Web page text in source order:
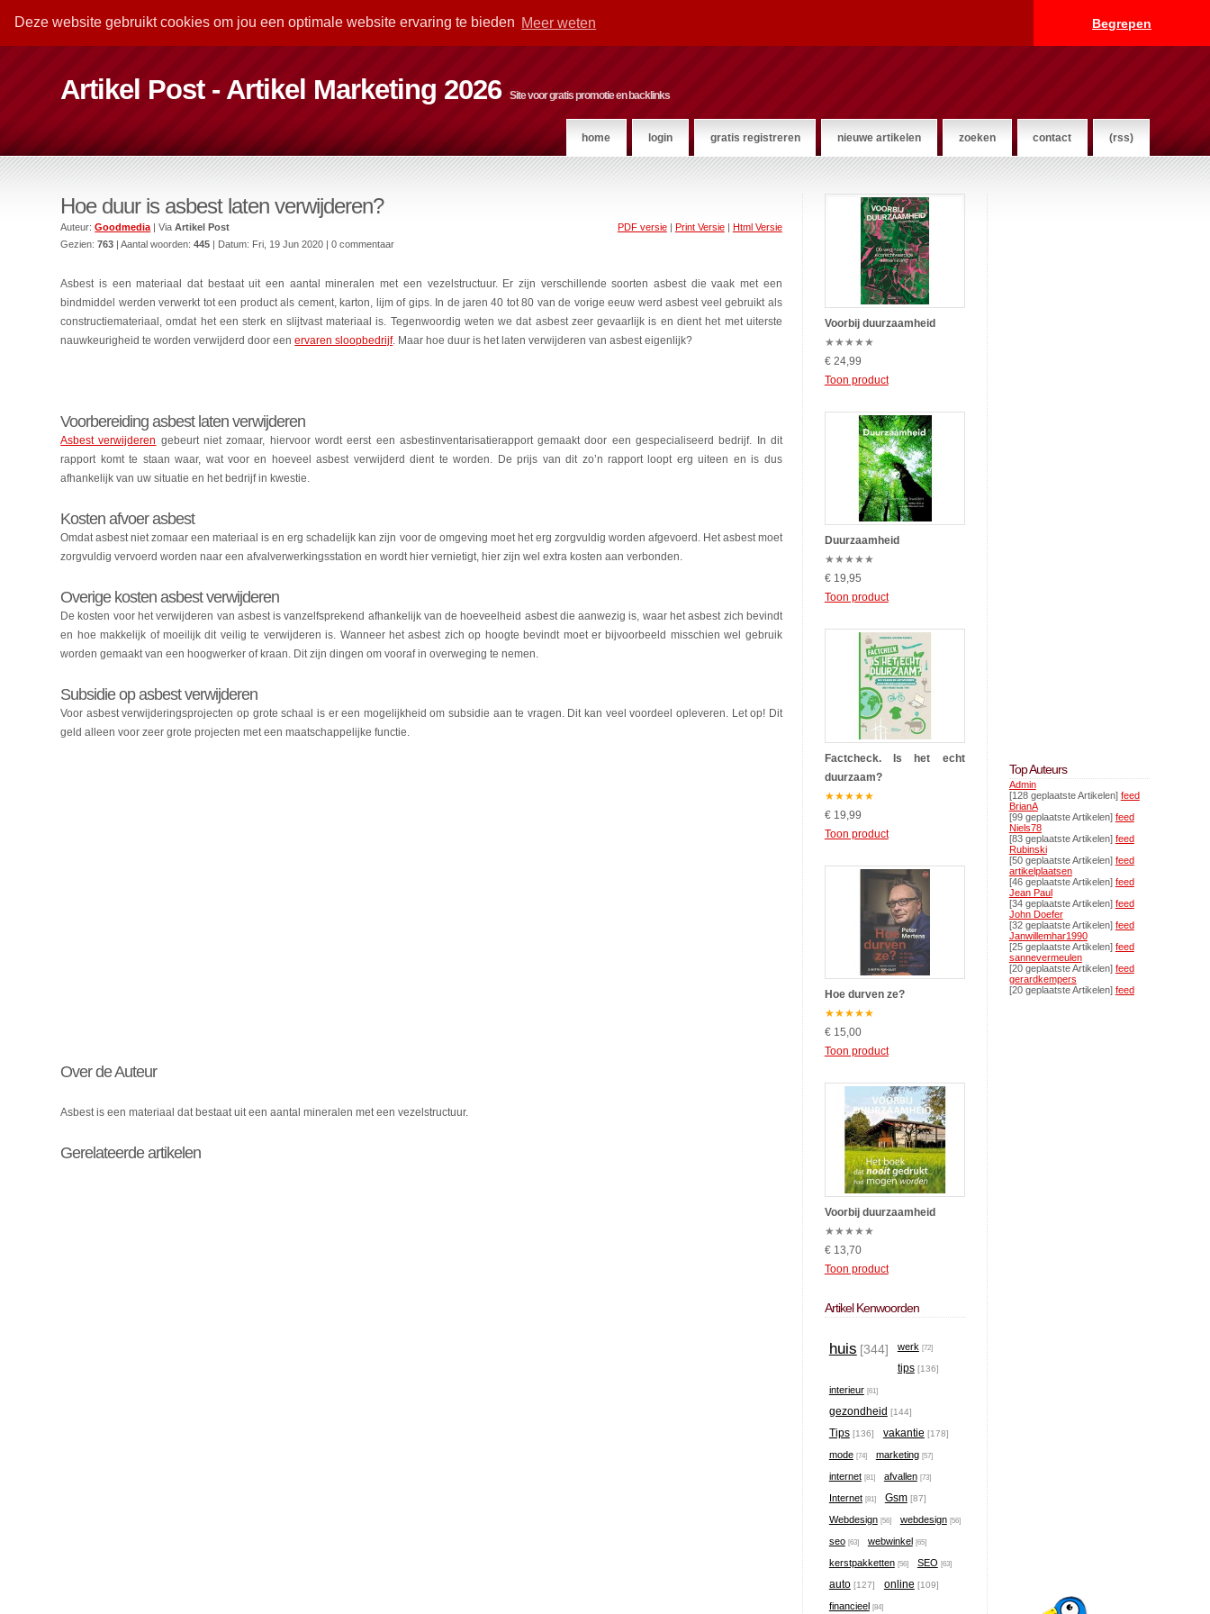
Deze website gebruikt cookies om jou een optimale website ervaring te bieden Meer weten Begrepen
Artikel Post - Artikel Marketing 2026 Site voor gratis promotie en backlinks
home login gratis registreren nieuwe artikelen zoeken contact (rss)
Hoe duur is asbest laten verwijderen?
PDF versie| Print Versie| Html Versie
Auteur:Goodmedia | ViaArtikel Post
Gezien:763 | Aantal woorden:445 | Datum: Fri, 19 Jun 2020 | 0 commentaar
Asbest is een materiaal dat bestaat uit een aantal mineralen met een vezelstructuur. Er zijn verschillende soorten asbest die vaak met een
bindmiddel werden verwerkt tot een product als cement, karton, lijm of gips. In de jaren 40 tot 80 van de vorige eeuw werd asbest veel gebruikt als
constructiemateriaal, omdat het een sterk en slijtvast materiaal is. Tegenwoordig weten we dat asbest zeer gevaarlijk is en dient het met uiterste
nauwkeurigheid te worden verwijderd door eenervaren sloopbedrijf. Maar hoe duur is het laten verwijderen van asbest eigenlijk?
Voorbereiding asbest laten verwijderen
Asbest verwijderen gebeurt niet zomaar, hiervoor wordt eerst een asbestinventarisatierapport gemaakt door een gespecialiseerd bedrijf. In dit
rapport komt te staan waar, wat voor en hoeveel asbest verwijderd dient te worden. De prijs van dit zo’n rapport loopt erg uiteen en is dus
afhankelijk van uw situatie en het bedrijf in kwestie.
Kosten afvoer asbest
Omdat asbest niet zomaar een materiaal is en erg schadelijk kan zijn voor de omgeving moet het erg zorgvuldig worden afgevoerd. Het asbest moet
zorgvuldig vervoerd worden naar een afvalverwerkingsstation en wordt hier vernietigt, hier zijn wel extra kosten aan verbonden.
Overige kosten asbest verwijderen
De kosten voor het verwijderen van asbest is vanzelfsprekend afhankelijk van de hoeveelheid asbest die aanwezig is, waar het asbest zich bevindt
en hoe makkelijk of moeilijk dit veilig te verwijderen is. Wanneer het asbest zich op hoogte bevindt moet er bijvoorbeeld misschien wel gebruik
worden gemaakt van een hoogwerker of kraan. Dit zijn dingen om vooraf in overweging te nemen.
Subsidie op asbest verwijderen
Voor asbest verwijderingsprojecten op grote schaal is er een mogelijkheid om subsidie aan te vragen. Dit kan veel voordeel opleveren. Let op! Dit
geld alleen voor zeer grote projecten met een maatschappelijke functie.
Over de Auteur
Asbest is een materiaal dat bestaat uit een aantal mineralen met een vezelstructuur.
Gerelateerde artikelen
Voorbij duurzaamheid
★★★★★
€ 24,99
Toon product
Duurzaamheid
★★★★★
€ 19,95
Toon product
Factcheck. Is het echt
duurzaam?
★★★★★
€ 19,99
Toon product
Hoe durven ze?
★★★★★
€ 15,00
Toon product
Voorbij duurzaamheid
★★★★★
€ 13,70
Toon product
Artikel Kenwoorden
huis [344] werk [72]
tips [136]
interieur [61]
gezondheid [144]
Tips [136] vakantie [178]
mode [74] marketing [57]
internet [81] afvallen [73]
Internet [81] Gsm [87]
Webdesign [56] webdesign [56]
seo [63] webwinkel [65]
kerstpakketten [56] SEO [63]
auto [127] online [109]
financieel [84]
Top Auteurs
Admin
[128 geplaatste Artikelen] feed
BrianA
[99 geplaatste Artikelen] feed
Niels78
[83 geplaatste Artikelen] feed
Rubinski
[50 geplaatste Artikelen] feed
artikelplaatsen
[46 geplaatste Artikelen] feed
Jean Paul
[34 geplaatste Artikelen] feed
John Doefer
[32 geplaatste Artikelen] feed
Janwillemhar1990
[25 geplaatste Artikelen] feed
sannevermeulen
[20 geplaatste Artikelen] feed
gerardkempers
[20 geplaatste Artikelen] feed